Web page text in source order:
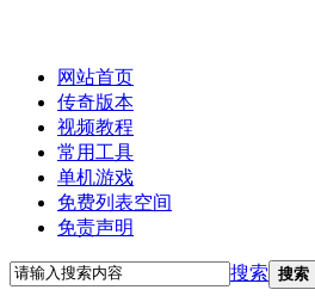
网站首页
传奇版本
视频教程
常用工具
单机游戏
免费列表空间
免责声明
搜索 搜索